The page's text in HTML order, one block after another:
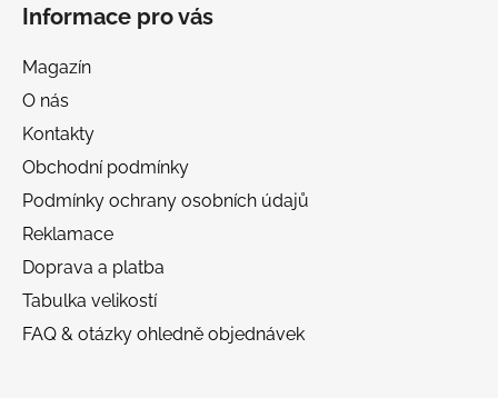
Informace pro vás
Magazín
O nás
Kontakty
Obchodní podmínky
Podmínky ochrany osobních údajů
Reklamace
Doprava a platba
Tabulka velikostí
FAQ & otázky ohledně objednávek